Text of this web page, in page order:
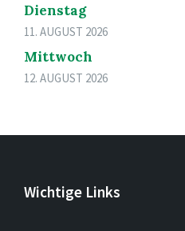
Dienstag
11. AUGUST 2026
Mittwoch
12. AUGUST 2026
Wichtige Links